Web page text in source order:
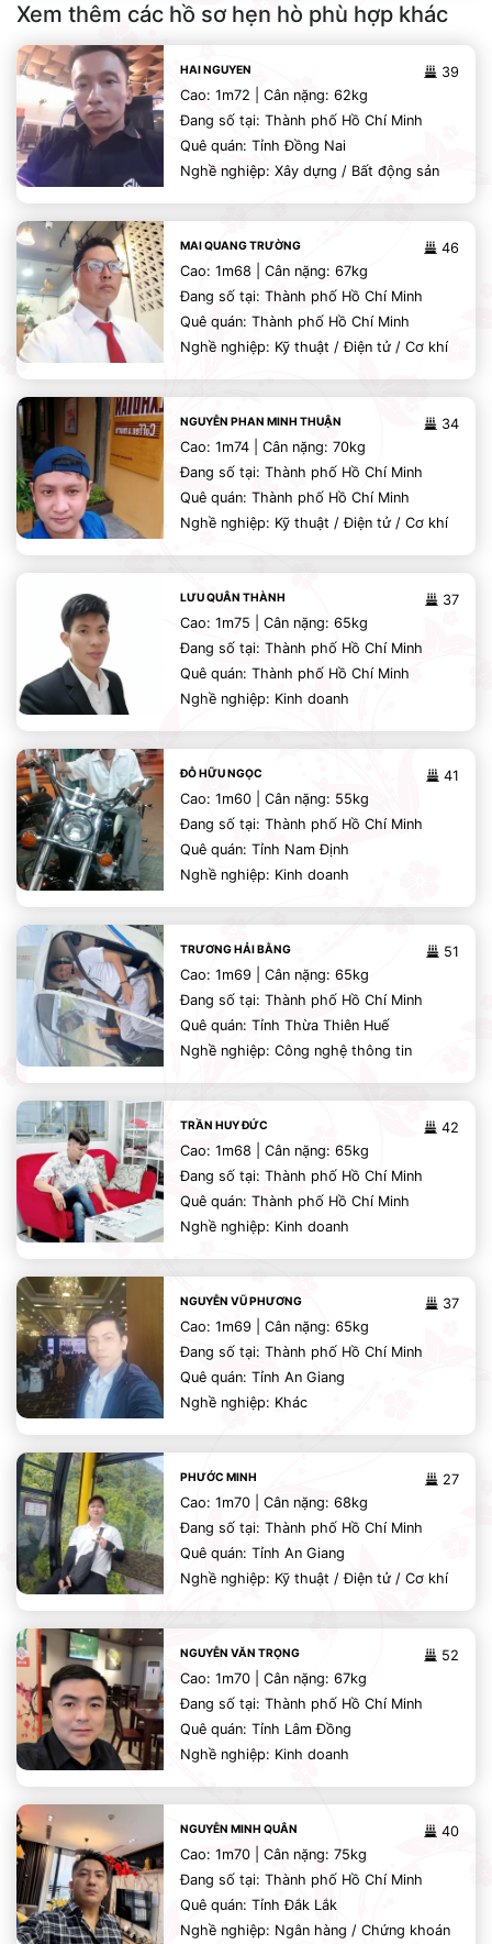
Xem thêm các hồ sơ hẹn hò phù hợp khác
39
HAI NGUYEN
Cao: 1m72 | Cân nặng: 62kg
Đang số tại: Thành phố Hồ Chí Minh
Quê quán: Tỉnh Đồng Nai
Nghề nghiệp: Xây dựng / Bất động sản
46
MAI QUANG TRƯỜNG
Cao: 1m68 | Cân nặng: 67kg
Đang số tại: Thành phố Hồ Chí Minh
Quê quán: Thành phố Hồ Chí Minh
Nghề nghiệp: Kỹ thuật / Điện tử / Cơ khí
34
NGUYỄN PHAN MINH THUẬN
Cao: 1m74 | Cân nặng: 70kg
Đang số tại: Thành phố Hồ Chí Minh
Quê quán: Thành phố Hồ Chí Minh
Nghề nghiệp: Kỹ thuật / Điện tử / Cơ khí
37
LƯU QUÂN THÀNH
Cao: 1m75 | Cân nặng: 65kg
Đang số tại: Thành phố Hồ Chí Minh
Quê quán: Thành phố Hồ Chí Minh
Nghề nghiệp: Kinh doanh
41
ĐỖ HỮU NGỌC
Cao: 1m60 | Cân nặng: 55kg
Đang số tại: Thành phố Hồ Chí Minh
Quê quán: Tỉnh Nam Định
Nghề nghiệp: Kinh doanh
51
TRƯƠNG HẢI BẰNG
Cao: 1m69 | Cân nặng: 65kg
Đang số tại: Thành phố Hồ Chí Minh
Quê quán: Tỉnh Thừa Thiên Huế
Nghề nghiệp: Công nghệ thông tin
42
TRẦN HUY ĐỨC
Cao: 1m68 | Cân nặng: 65kg
Đang số tại: Thành phố Hồ Chí Minh
Quê quán: Thành phố Hồ Chí Minh
Nghề nghiệp: Kinh doanh
37
NGUYỄN VŨ PHƯƠNG
Cao: 1m69 | Cân nặng: 65kg
Đang số tại: Thành phố Hồ Chí Minh
Quê quán: Tỉnh An Giang
Nghề nghiệp: Khác
27
PHƯỚC MINH
Cao: 1m70 | Cân nặng: 68kg
Đang số tại: Thành phố Hồ Chí Minh
Quê quán: Tỉnh An Giang
Nghề nghiệp: Kỹ thuật / Điện tử / Cơ khí
52
NGUYỄN VĂN TRỌNG
Cao: 1m70 | Cân nặng: 67kg
Đang số tại: Thành phố Hồ Chí Minh
Quê quán: Tỉnh Lâm Đồng
Nghề nghiệp: Kinh doanh
40
NGUYỄN MINH QUÂN
Cao: 1m70 | Cân nặng: 75kg
Đang số tại: Thành phố Hồ Chí Minh
Quê quán: Tỉnh Đắk Lắk
Nghề nghiệp: Ngân hàng / Chứng khoán